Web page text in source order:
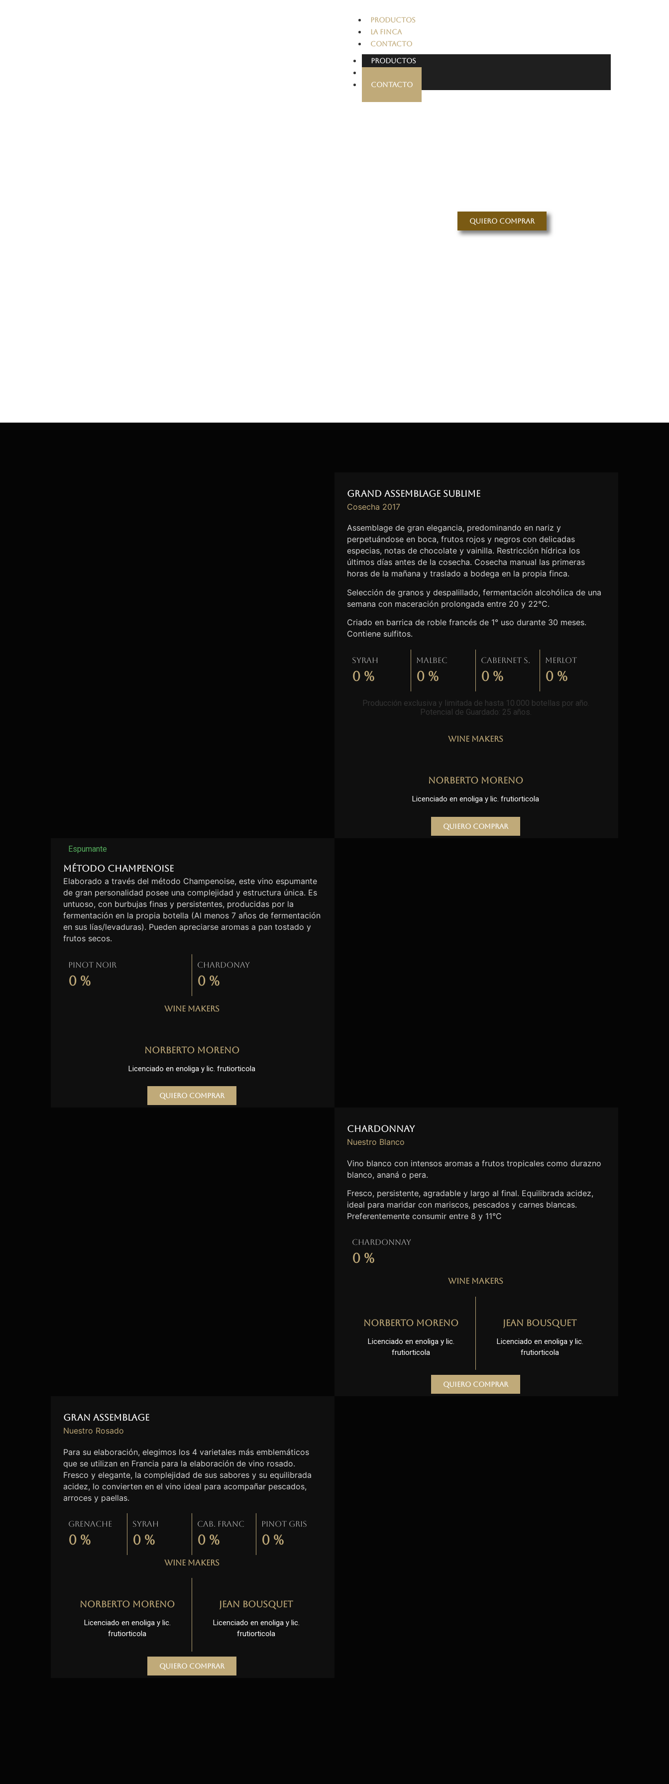
PRODUCTOS
LA FINCA
CONTACTO
PRODUCTOS
CONTACTO
Quiero comprar
Grand Assemblage Sublime
Cosecha 2017
Assemblage de gran elegancia, predominando en nariz y
perpetuándose en boca, frutos rojos y negros con delicadas
especias, notas de chocolate y vainilla. Restricción hídrica los
últimos días antes de la cosecha. Cosecha manual las primeras
horas de la mañana y traslado a bodega en la propia finca.
Selección de granos y despalillado, fermentación alcohólica de una
semana con maceración prolongada entre 20 y 22°C.
Criado en barrica de roble francés de 1° uso durante 30 meses.
Contiene sulfitos.
Syrah
0 %
Malbec
0 %
Cabernet S.
0 %
Merlot
0 %
Producción exclusiva y limitada de hasta 10.000 botellas por año.
Potencial de Guardado: 25 años
Wine Makers
Norberto Moreno
Licenciado en enoliga y lic. frutiorticola
Quiero comprar
Espumante
Método Champenoise
Elaborado a través del método Champenoise, este vino espumante
de gran personalidad posee una complejidad y estructura única. Es
untuoso, con burbujas finas y persistentes, producidas por la
fermentación en la propia botella (Al menos 7 años de fermentación
en sus lías/levaduras). Pueden apreciarse aromas a pan tostado y
frutos secos.
Pinot Noir
0 %
Chardonay
0 %
Wine Makers
Norberto Moreno
Licenciado en enoliga y lic. frutiorticola
Quiero comprar
Chardonnay
Nuestro Blanco
Vino blanco con intensos aromas a frutos tropicales como durazno
blanco, ananá o pera.
Fresco, persistente, agradable y largo al final. Equilibrada acidez,
ideal para maridar con mariscos, pescados y carnes blancas.
Preferentemente consumir entre 8 y 11°C
Chardonnay
0 %
Wine Makers
Norberto Moreno
Licenciado en enoliga y lic.
frutiorticola
Jean Bousquet
Licenciado en enoliga y lic.
frutiorticola
Quiero comprar
Gran Assemblage
Nuestro Rosado
Para su elaboración, elegimos los 4 varietales más emblemáticos
que se utilizan en Francia para la elaboración de vino rosado.
Fresco y elegante, la complejidad de sus sabores y su equilibrada
acidez, lo convierten en el vino ideal para acompañar pescados,
arroces y paellas.
Grenache
0 %
Syrah
0 %
Cab. Franc
0 %
Pinot gris
0 %
Wine Makers
Norberto Moreno
Licenciado en enoliga y lic.
frutiorticola
Jean Bousquet
Licenciado en enoliga y lic.
frutiorticola
Quiero comprar